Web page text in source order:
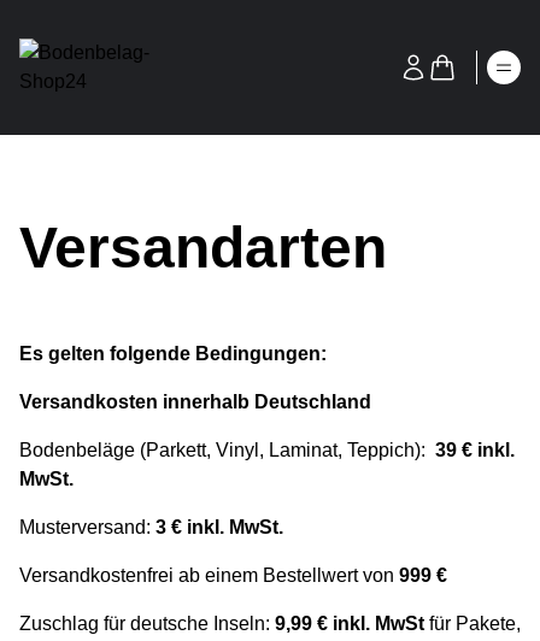
Versandarten
Es gelten folgende Bedingungen:
Versandkosten innerhalb Deutschland
Bodenbeläge (Parkett, Vinyl, Laminat, Teppich): 39 € inkl.
MwSt.
Musterversand: 3 € inkl. MwSt.
Versandkostenfrei ab einem Bestellwert von 999 €
Zuschlag für deutsche Inseln: 9,99 € inkl. MwSt für Pakete,